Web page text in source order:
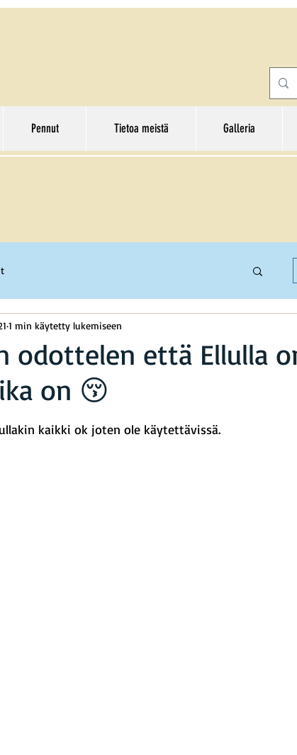
Pennut Tietoa meistä Galleria
odottelen että Ellulla
on 😚
1 min käytetty lukemiseen
5
kaikki ok joten ole käytettävissä.